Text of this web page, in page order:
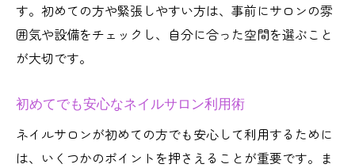
す。初めての方や緊張しやすい方は、事前にサロンの雰
囲気や設備をチェックし、自分に合った空間を選ぶこと
が大切です。
初めてでも安心なネイルサロン利用術
ネイルサロンが初めての方でも安心して利用するために
は、いくつかのポイントを押さえることが重要です。ま